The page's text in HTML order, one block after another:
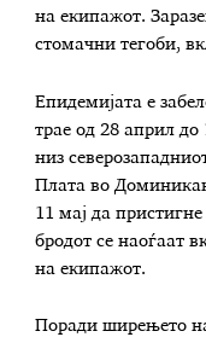
на екипажот.
стомачни тегоби,
Епидемијата е
трае од 28 април
низ
Плата во
11 мај да
бродот се наоѓаат
на екипажот.
Поради ширењето